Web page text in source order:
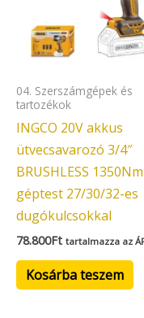
04. Szerszámgépek és
tartozékok
INGCO 20V akkus
ütvecsavarozó 3/4″
BRUSHLESS 1350Nm
géptest 27/30/32-es
dugókulcsokkal
78.800Ft tartalmazza az
Kosárba teszem